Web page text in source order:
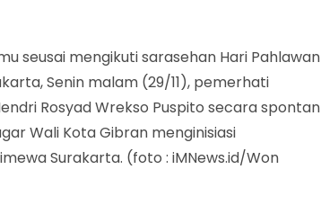
seusai mengikuti sarasehan Hari Pahlawan
Senin malam (29/11), pemerhati
Rosyad Wrekso Puspito secara spontan
Wali Kota Gibran menginisiasi
Surakarta. (foto : iMNews.id/Won